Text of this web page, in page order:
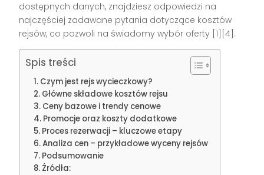
dostępnych danych, znajdziesz odpowiedzi na
najczęściej zadawane pytania dotyczące kosztów
rejsów, co pozwoli na świadomy wybór oferty [1][4].
Spis treści
Czym jest rejs wycieczkowy?
Główne składowe kosztów rejsu
Ceny bazowe i trendy cenowe
Promocje oraz koszty dodatkowe
Proces rezerwacji – kluczowe etapy
Analiza cen – przykładowe wyceny rejsów
Podsumowanie
Źródła: